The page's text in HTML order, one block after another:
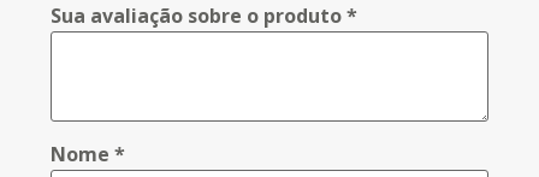
Sua avaliação sobre o produto*
Nome*